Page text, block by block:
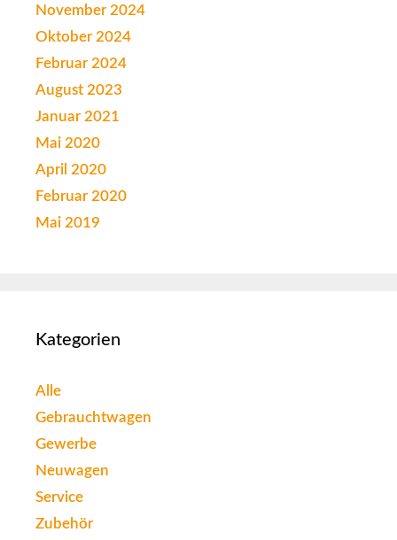
November 2024
Oktober 2024
Februar 2024
August 2023
Januar 2021
Mai 2020
April 2020
Februar 2020
Mai 2019
Kategorien
Alle
Gebrauchtwagen
Gewerbe
Neuwagen
Service
Zubehör